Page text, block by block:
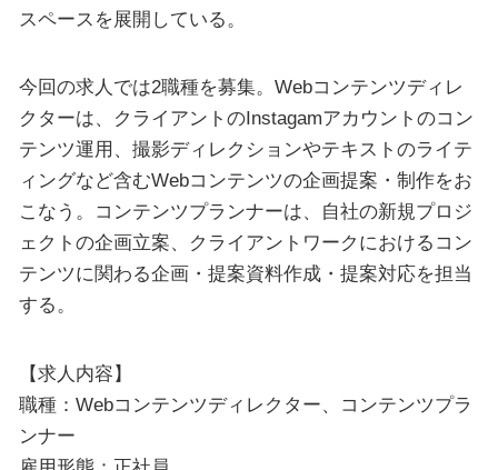
スペースを展開している。
今回の求人では2職種を募集。Webコンテンツディレ
クターは、クライアントのInstagamアカウントのコン
テンツ運用、撮影ディレクションやテキストのライテ
ィングなど含むWebコンテンツの企画提案・制作をお
こなう。コンテンツプランナーは、自社の新規プロジ
ェクトの企画立案、クライアントワークにおけるコン
テンツに関わる企画・提案資料作成・提案対応を担当
する。
【求人内容】
職種：Webコンテンツディレクター、コンテンツプラ
ンナー